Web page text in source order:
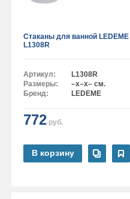
Стаканы для ванной LEDEME
L1308R
Артикул:
L1308R
Размеры:
–x–x– см.
Бренд:
LEDEME
772 руб.
В корзину